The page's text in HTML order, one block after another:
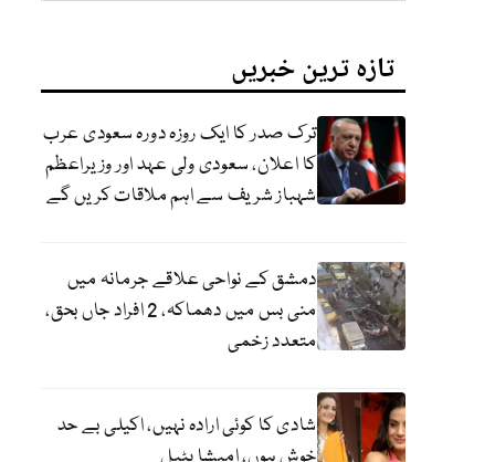
تازہ ترین خبریں
ترک صدر کا ایک روزہ دورہ سعودی عرب
کا اعلان، سعودی ولی عہد اور وزیراعظم
شہباز شریف سے اہم ملاقات کریں گے
دمشق کے نواحی علاقے جرمانہ میں
منی بس میں دھماکہ، 2 افراد جاں بحق،
متعدد زخمی
شادی کا کوئی ارادہ نہیں، اکیلی بے حد